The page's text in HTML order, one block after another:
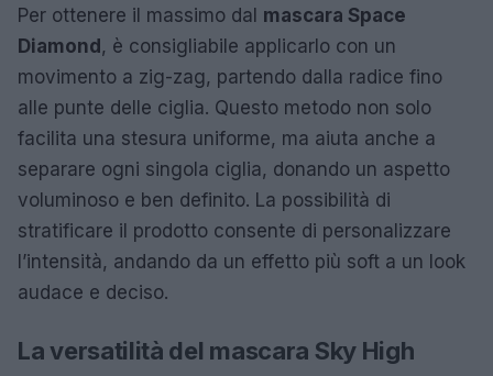
Per ottenere il massimo dal mascara Space
Diamond, è consigliabile applicarlo con un
movimento a zig-zag, partendo dalla radice fino
alle punte delle ciglia. Questo metodo non solo
facilita una stesura uniforme, ma aiuta anche a
separare ogni singola ciglia, donando un aspetto
voluminoso e ben definito. La possibilità di
stratificare il prodotto consente di personalizzare
l’intensità, andando da un effetto più soft a un look
audace e deciso.
La versatilità del mascara Sky High